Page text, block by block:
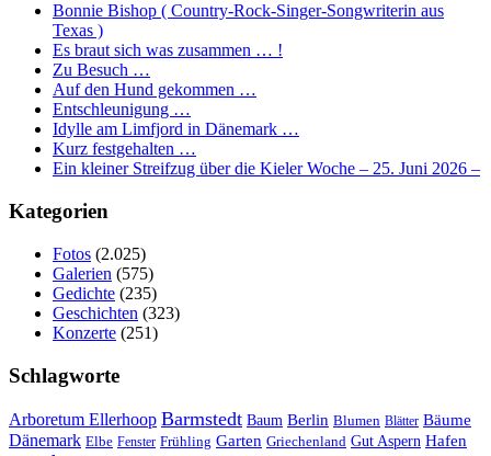
Bonnie Bishop ( Country-Rock-Singer-Songwriterin aus
Texas )
Es braut sich was zusammen … !
Zu Besuch …
Auf den Hund gekommen …
Entschleunigung …
Idylle am Limfjord in Dänemark …
Kurz festgehalten …
Ein kleiner Streifzug über die Kieler Woche – 25. Juni 2026 –
Kategorien
Fotos (2.025)
Galerien (575)
Gedichte (235)
Geschichten (323)
Konzerte (251)
Schlagworte
Arboretum Ellerhoop Barmstedt Baum Berlin Blumen Blätter Bäume
Dänemark Elbe Fenster Frühling Garten Griechenland Gut Aspern Hafen